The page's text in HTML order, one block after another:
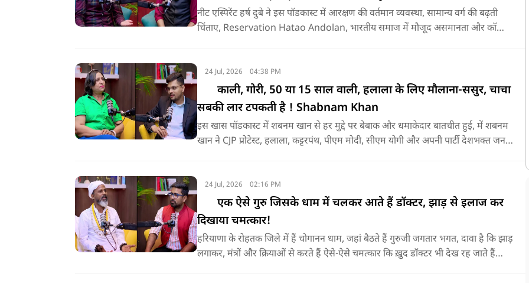
नीट एस्पिरेंट हर्ष दुबे ने इस पॉडकास्ट में आरक्षण की वर्तमान व्यवस्था, सामान्य वर्ग की बढ़ती
चिंताए, Reservation Hatao Andolan, भारतीय समाज में मौजूद असमानता और कॉक्रोच
24 Jul, 2026 04:38 PM
काली, गोरी, 50 या 15 साल वाली, हलाला के लिए मौलाना-ससुर, चाचा
सबकी लार टपकती है ! Shabnam Khan
इस खास पॉडकास्ट में शबनम खान से हर मुद्दे पर बेबाक और धमाकेदार बातचीत हुई, में शबनम
खान ने CJP प्रोटेस्ट, हलाला, कट्टरपंथ, पीएम मोदी, सीएम योगी और अपनी पार्टी देशभक्त जनता
24 Jul, 2026 02:16 PM
एक ऐसे गुरु जिसके धाम में चलकर आते हैं डॉक्टर, झाड़ से इलाज कर
दिखाया चमत्कार!
हरियाणा के रोहतक जिले में हैं चोगानन धाम, जहां बैठते हैं गुरुजी जगतार भगत, दावा है कि झाड़
लगाकर, मंत्रों और क्रियाओं से करते हैं ऐसे-ऐसे चमत्कार कि ख़ुद डॉक्टर भी देख रह जाते हैं